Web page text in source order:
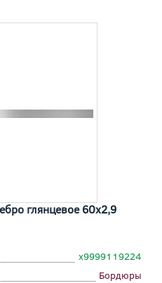
глянцевое 60x2,9
х9999119224
Бордюры